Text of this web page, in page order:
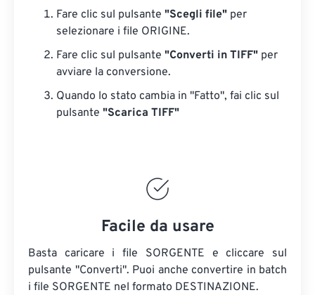
Fare clic sul pulsante "Scegli file" per
selezionare i file ORIGINE.
Fare clic sul pulsante "Converti in TIFF" per
avviare la conversione.
Quando lo stato cambia in "Fatto", fai clic sul
pulsante "Scarica TIFF"
Facile da usare
Basta caricare i file SORGENTE e cliccare sul
pulsante "Converti". Puoi anche convertire in batch
i file SORGENTE nel formato DESTINAZIONE.